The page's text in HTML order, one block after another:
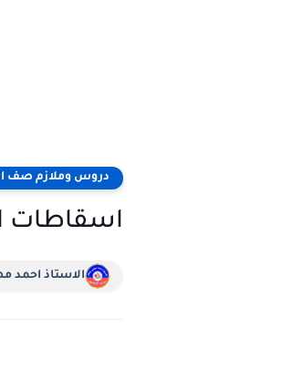
دروس وملازم صف
اسقاطات
الاستاذ احمد